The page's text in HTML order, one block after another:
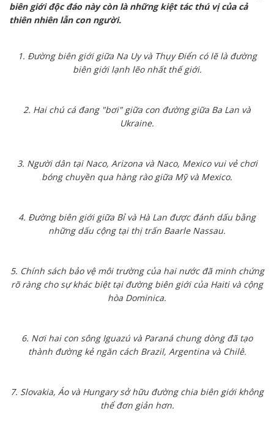
biên giới độc đáo này còn là những kiệt tác thú vị của cả
thiên nhiên lẫn con người.
1. Đường biên giới giữa Na Uy và Thụy Điển có lẽ là đường
biên giới lạnh lẽo nhất thế giới.
2. Hai chú cá đang "bơi" giữa con đường giữa Ba Lan và
Ukraine.
3. Người dân tại Naco, Arizona và Naco, Mexico vui vẻ chơi
bóng chuyền qua hàng rào giữa Mỹ và Mexico.
4. Đường biên giới giữa Bỉ và Hà Lan được đánh dấu bằng
những dấu cộng tại thị trấn Baarle Nassau.
5. Chính sách bảo vệ môi trường của hai nước đã minh chứng
rõ ràng cho sự khác biệt tại đường biên giới của Haiti và cộng
hòa Dominica.
6. Nơi hai con sông Iguazú và Paraná chung dòng đã tạo
thành đường kẻ ngăn cách Brazil, Argentina và Chilê.
7. Slovakia, Áo và Hungary sở hữu đường chia biên giới không
thể đơn giản hơn.